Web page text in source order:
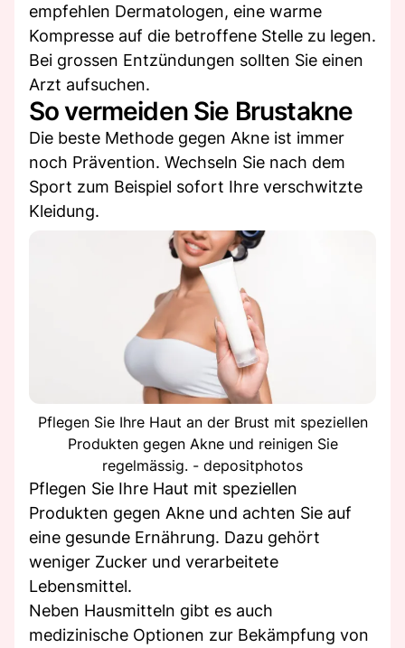
empfehlen Dermatologen, eine warme
Kompresse auf die betroffene Stelle zu legen.
Bei grossen Entzündungen sollten Sie einen
Arzt aufsuchen.
So vermeiden Sie Brustakne
Die beste Methode gegen Akne ist immer
noch Prävention. Wechseln Sie nach dem
Sport zum Beispiel sofort Ihre verschwitzte
Kleidung.
Pflegen Sie Ihre Haut an der Brust mit speziellen
Produkten gegen Akne und reinigen Sie
regelmässig. - depositphotos
Pflegen Sie Ihre Haut mit speziellen
Produkten gegen Akne und achten Sie auf
eine gesunde Ernährung. Dazu gehört
weniger Zucker und verarbeitete
Lebensmittel.
Neben Hausmitteln gibt es auch
medizinische Optionen zur Bekämpfung von